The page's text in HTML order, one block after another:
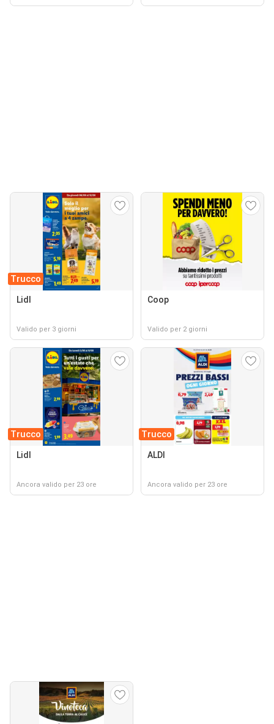
Trucco
Lidl
Valido per 3 giorni
Coop
Valido per 2 giorni
Trucco
Lidl
Ancora valido per 23 ore
Trucco
ALDI
Ancora valido per 23 ore